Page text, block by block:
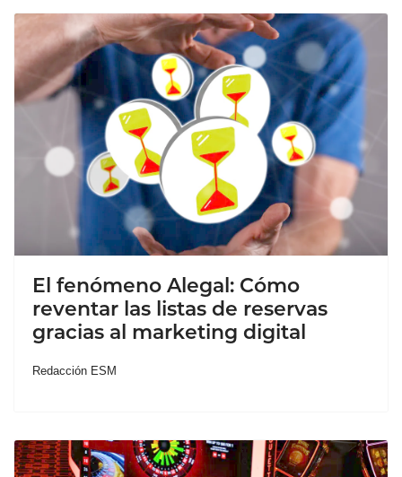
El fenómeno Alegal: Cómo
reventar las listas de reservas
gracias al marketing digital
Redacción ESM